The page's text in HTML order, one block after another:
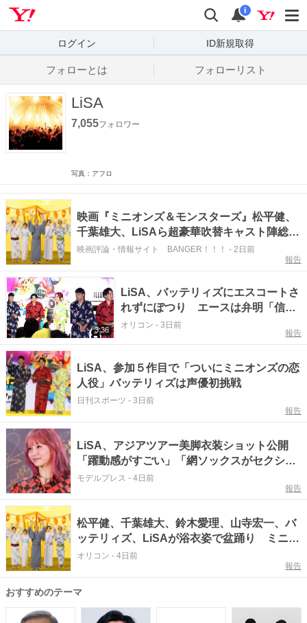
検索
通知
i
ログイン ID新規取得
フォローとは フォローリスト
LiSA
7,055フォロワー
写真：アフロ
映画『ミニオンズ＆モンスターズ』松平健、
千葉雄大、LiSAら超豪華吹替キャスト陣総出
演の「ミニおんど」特別映像
映画評論・情報サイト BANGER！！！ - 2日前
報告
3:36
LiSA、バッテリィズにエスコートさ
れずにぽつり エースは弁明「信頼
の証です」
オリコン - 3日前
報告
LiSA、参加５作目で「ついにミニオンズの恋
人役」バッテリィズは声優初挑戦
日刊スポーツ - 3日前
報告
LiSA、アジアツアー美脚衣装ショット公開
「躍動感がすごい」「網ソックスがセクシ
ー」と絶賛の声
モデルプレス - 4日前
報告
松平健、千葉雄大、鈴木愛理、山寺宏一、バ
ッテリィズ、LiSAが浴衣姿で盆踊り ミニオ
ン公式「ミニおんど」公開
オリコン - 4日前
報告
おすすめのテーマ